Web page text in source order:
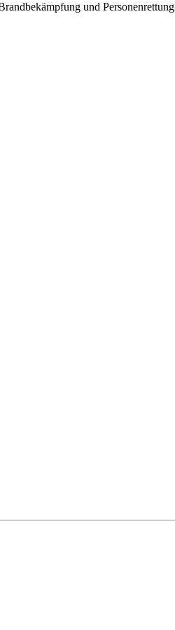
und Personenrettung